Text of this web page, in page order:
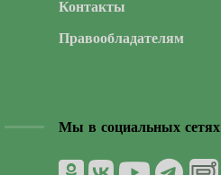
Контакты
Правообладателям
Мы в социальных сетях